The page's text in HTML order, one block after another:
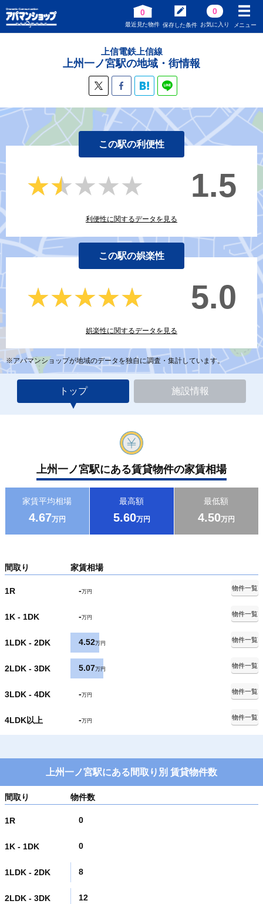
0
最近見た物件 保存した条件
0
お気に入り メニュー
上信電鉄上信線
上州一ノ宮駅の地域・街情報
この駅の利便性
★★★★★
★★★★★ 1.5
利便性に関するデータを見る
この駅の娯楽性
★★★★★
★★★★★ 5.0
娯楽性に関するデータを見る
※アパマンショップが地域のデータを独自に調査・集計しています。
トップ 施設情報
上州一ノ宮駅にある賃貸物件の家賃相場
家賃平均相場
4.67万円
最高額
5.60万円
最低額
4.50万円
間取り 家賃相場
1R -万円
物件一覧
1K - 1DK -万円
物件一覧
1LDK - 2DK 4.52万円
物件一覧
2LDK - 3DK 5.07万円
物件一覧
3LDK - 4DK -万円
物件一覧
4LDK以上 -万円
物件一覧
上州一ノ宮駅にある間取り別 賃貸物件数
間取り 物件数
1R 0
1K - 1DK 0
1LDK - 2DK 8
2LDK - 3DK 12